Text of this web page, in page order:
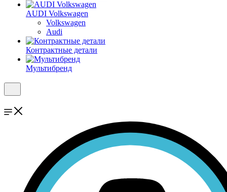
AUDI Volkswagen
Volkswagen
Audi
Контрактные детали
Мультибренд